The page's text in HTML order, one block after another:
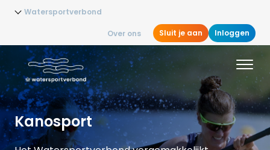
Watersportverbond
Over ons Sluit je aan Inloggen
Kanosport